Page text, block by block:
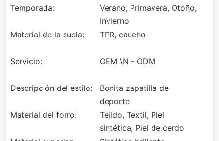
Temporada:
Verano, Primavera, Otoño,
Invierno
Material de la suela:
TPR, caucho
Servicio: OEM \N - ODM
Descripción del estilo:
Bonita zapatilla de
deporte
Material del forro:
Tejido, Textil, Piel
sintética, Piel de cerdo